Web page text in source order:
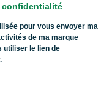
confidentialité
pour vous envoyer ma
de ma marque
utiliser le lien de